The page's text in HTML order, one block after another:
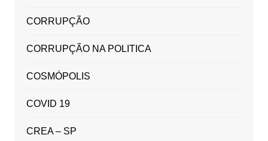
CORRUPÇÃO
CORRUPÇÃO NA POLITICA
COSMÓPOLIS
COVID 19
CREA – SP